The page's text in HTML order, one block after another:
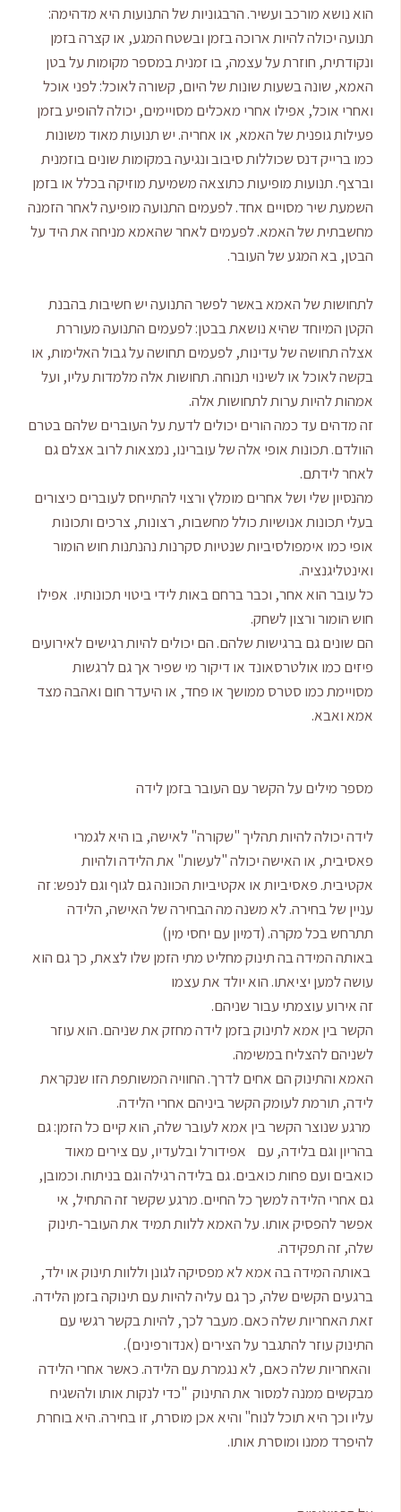
הוא נושא מורכב ועשיר. הרבגוניות של התנועות היא מדהימה:
תנועה יכולה להיות ארוכה בזמן ובשטח המגע, או קצרה בזמן
ונקודתית, חוזרת על עצמה, בו זמנית במספר מקומות על בטן
האמא, שונה בשעות שונות של היום, קשורה לאוכל: לפני אוכל
ואחרי אוכל, אפילו אחרי מאכלים מסויימים, יכולה להופיע בזמן
פעילות גופנית של האמא, או אחריה. יש תנועות מאוד משונות
כמו ברייק דנס שכוללות סיבוב ונגיעה במקומות שונים בוזמנית
וברצף. תנועות מופיעות כתוצאה משמיעת מוזיקה בכלל או בזמן
השמעת שיר מסויים אחד. לפעמים התנועה מופיעה לאחר הזמנה
מחשבתית של האמא. לפעמים לאחר שהאמא מניחה את היד על
הבטן, בא המגע של העובר.
לתחושות של האמא באשר לפשר התנועה יש חשיבות בהבנת
הקטן המיוחד שהיא נושאת בבטן: לפעמים התנועה מעוררת
אצלה תחושה של עדינות, לפעמים תחושה על גבול האלימות, או
בקשה לאוכל או לשינוי תנוחה. תחושות אלה מלמדות עליו, ועל
אמהות להיות ערות לתחושות אלה.
זה מדהים עד כמה הורים יכולים לדעת על העוברים שלהם בטרם
הוולדם. תכונות אופי אלה של עוברינו, נמצאות לרוב אצלם גם
לאחר לידתם.
מהנסיון שלי ושל אחרים מומלץ ורצוי להתייחס לעוברים כיצורים
בעלי תכונות אנושיות כולל מחשבות, רצונות, צרכים ותכונות
אופי כמו אימפולסיביות שנטיות סקרנות נהנתנות חוש הומור
ואינטליגנציה.
כל עובר הוא אחר, וכבר ברחם באות לידי ביטוי תכונותיו. אפילו
חוש הומור ורצון לשחק.
הם שונים גם ברגישות שלהם. הם יכולים להיות רגישים לאירועים
פיזים כמו אולטרסאונד או דיקור מי שפיר אך גם לרגשות
מסויימת כמו סטרס ממושך או פחד, או היעדר חום ואהבה מצד
אמא ואבא.
מספר מילים על הקשר עם העובר בזמן לידה
לידה יכולה להיות תהליך "שקורה" לאישה, בו היא לגמרי
פאסיבית, או האישה יכולה "לעשות" את הלידה ולהיות
אקטיבית. פאסיביות או אקטיביות הכוונה גם לגוף וגם לנפש: זה
עניין של בחירה. לא משנה מה הבחירה של האישה, הלידה
תתרחש בכל מקרה. (דמיון עם יחסי מין)
באותה המידה בה תינוק מחליט מתי הזמן שלו לצאת, כך גם הוא
עושה למען יציאתו. הוא יולד את עצמו
זה אירוע עוצמתי עבור שניהם.
הקשר בין אמא לתינוק בזמן לידה מחזק את שניהם. הוא עוזר
לשניהם להצליח במשימה.
האמא והתינוק הם אחים לדרך. החוויה המשותפת הזו שנקראת
לידה, תורמת לעומק הקשר ביניהם אחרי הלידה.
 מרגע שנוצר הקשר בין אמא לעובר שלה, הוא קיים כל הזמן: גם
בהריון וגם בלידה, עם אפידורל ובלעדיו, עם צירים מאוד
כואבים ועם פחות כואבים. גם בלידה רגילה וגם בניתוח. וכמובן,
גם אחרי הלידה למשך כל החיים. מרגע שקשר זה התחיל, אי
אפשר להפסיק אותו. על האמא ללוות תמיד את העובר-תינוק
שלה, זה תפקידה.
 באותה המידה בה אמא לא מפסיקה לגונן וללוות תינוק או ילד,
ברגעים הקשים שלה, כך גם עליה להיות עם תינוקה בזמן הלידה.
זאת האחריות שלה כאם. מעבר לכך, להיות בקשר רגשי עם
התינוק עוזר להתגבר על הצירים (אנדורפינים).
 והאחריות שלה כאם, לא נגמרת עם הלידה. כאשר אחרי הלידה
מבקשים ממנה למסור את התינוק "כדי לנקות אותו ולהשגיח
עליו וכך היא תוכל לנוח" והיא אכן מוסרת, זו בחירה. היא בוחרת
להיפרד ממנו ומוסרת אותו.